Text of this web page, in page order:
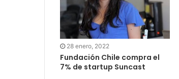
28 enero, 2022
Fundación Chile compra el
7% de startup Suncast